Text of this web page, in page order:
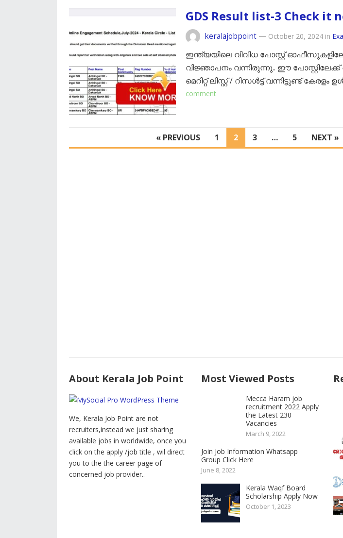
GDS Result list-3 Check it
keralajobpoint — October 20, 2024 in
ഇന്ത്യയിലെ വിവിധ പോസ്റ്റ്
വിജ്ഞാപനം വന്നിരുന്നു.. ഈ പോസ്റ്റിലേക്ക്
മെറിറ്റ് ലിസ്റ്റ് / റിസൾട്ട് വന്നിട്ടുണ്ട് കേരളം
comment
PAGINATION
« PREVIOUS 1 2 3 … 5 NEXT »
About Kerala Job Point
We, Kerala Job Point are not
recruiters,instead we just sharing
available jobs in worldwide, once you
click on the apply /job title , wil direct
you to the the career page of
concerned job provider..
Most Viewed Posts
Mecca Haram job
recruitment 2022 Apply
the Latest 230
Vacancies
March 9, 2022
Join Job Information Whatsapp
Group Click Here
June 8, 2022
Kerala Waqf Board
Scholarship Apply Now
October 1, 2023